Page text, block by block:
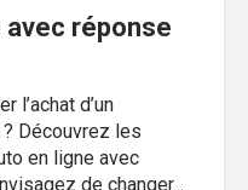
réponse
l’achat d’un
? Découvrez les
en ligne avec
de changer...